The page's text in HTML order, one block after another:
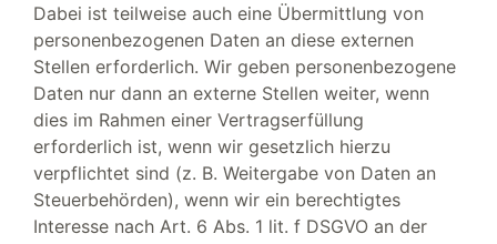
Dabei ist teilweise auch eine Übermittlung von
personenbezogenen Daten an diese externen
Stellen erforderlich. Wir geben personenbezogene
Daten nur dann an externe Stellen weiter, wenn
dies im Rahmen einer Vertragserfüllung
erforderlich ist, wenn wir gesetzlich hierzu
verpflichtet sind (z. B. Weitergabe von Daten an
Steuerbehörden), wenn wir ein berechtigtes
Interesse nach Art. 6 Abs. 1 lit. f DSGVO an der